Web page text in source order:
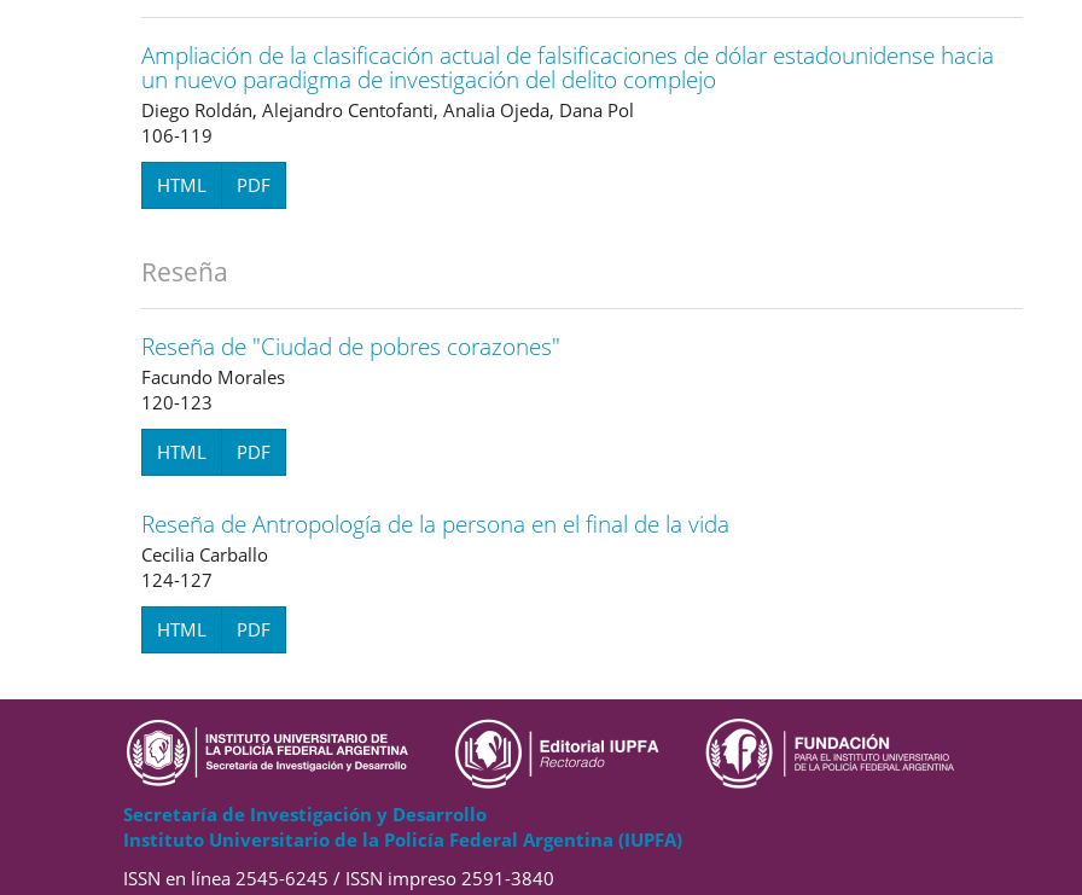
Ampliación de la clasificación actual de falsificaciones de dólar estadounidense hacia
un nuevo paradigma de investigación del delito complejo
Diego Roldán, Alejandro Centofanti, Analia Ojeda, Dana Pol
106-119
HTML PDF
Reseña
Reseña de "Ciudad de pobres corazones"
Facundo Morales
120-123
HTML PDF
Reseña de Antropología de la persona en el final de la vida
Cecilia Carballo
124-127
HTML PDF
Secretaría de Investigación y Desarrollo
Instituto Universitario de la Policía Federal Argentina (IUPFA)
ISSN en línea 2545-6245 / ISSN impreso 2591-3840